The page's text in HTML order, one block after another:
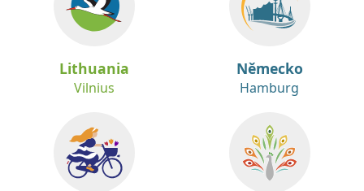
Lithuania
Vilnius
Německo
Hamburg